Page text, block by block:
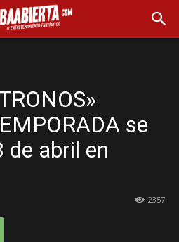
se
de abril en
2357